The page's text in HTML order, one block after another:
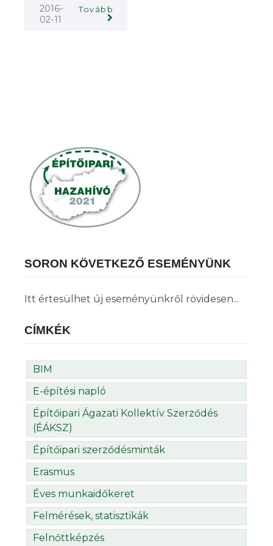
2016-
02-11
Tovább
SORON KÖVETKEZŐ ESEMÉNYÜNK
Itt értesülhet új eseményünkről rövidesen...
CÍMKÉK
BIM
E-építési napló
Építőipari Ágazati Kollektív Szerződés
(ÉÁKSZ)
Építőipari szerződésminták
Erasmus
Éves munkaidőkeret
Felmérések, statisztikák
Felnőttképzés